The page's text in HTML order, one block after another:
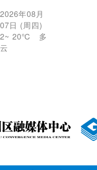
2026年08月
07日 (周四)
2~ 20℃
多
云